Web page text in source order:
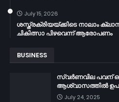
July 15, 2026
ശസ്ത്രക്രിയയ്ക്കിടെ നാലാം
ചികിത്സാ പിഴവെന്ന് ആരോപണം
BUSINESS
സ്വർണവില പവന്
ആശ്വാസത്തിൽ
July 24, 2025